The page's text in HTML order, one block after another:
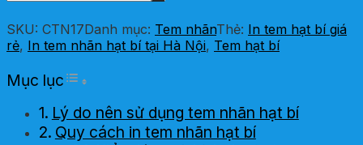
SKU: CTN17Danh mục: Tem nhãnThẻ: In tem hạt bí giá
rẻ, In tem nhãn hạt bí tại Hà Nội, Tem hạt bí
Mục lục Toggle Table of Content
Lý do nên sử dụng tem nhãn hạt bí
Quy cách in tem nhãn hạt bí